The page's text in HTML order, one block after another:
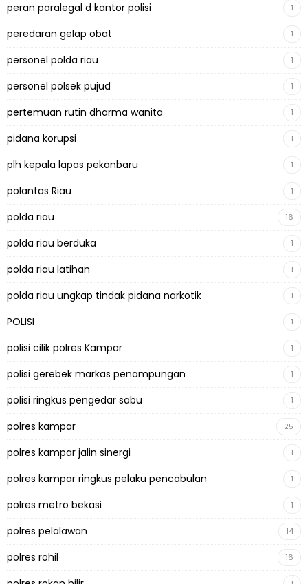
peran paralegal d kantor polisi 1
peredaran gelap obat 1
personel polda riau 1
personel polsek pujud 1
pertemuan rutin dharma wanita 1
pidana korupsi 1
plh kepala lapas pekanbaru 1
polantas Riau 1
polda riau 16
polda riau berduka 1
polda riau latihan 1
polda riau ungkap tindak pidana narkotik 1
POLISI 1
polisi cilik polres Kampar 1
polisi gerebek markas penampungan 1
polisi ringkus pengedar sabu 1
polres kampar 25
polres kampar jalin sinergi 1
polres kampar ringkus pelaku pencabulan 1
polres metro bekasi 1
polres pelalawan 14
polres rohil 16